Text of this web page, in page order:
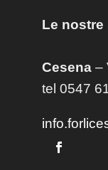
Le nostre
Cesena–
tel 0547